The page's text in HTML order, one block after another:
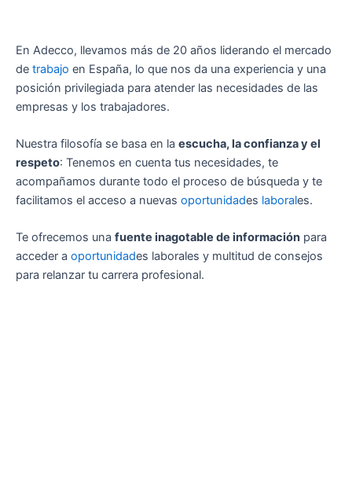
En Adecco, llevamos más de 20 años liderando el mercado
de trabajo en España, lo que nos da una experiencia y una
posición privilegiada para atender las necesidades de las
empresas y los trabajadores.
Nuestra filosofía se basa en la escucha, la confianza y el
respeto: Tenemos en cuenta tus necesidades, te
acompañamos durante todo el proceso de búsqueda y te
facilitamos el acceso a nuevas oportunidades laborales.
Te ofrecemos una fuente inagotable de información para
acceder a oportunidades laborales y multitud de consejos
para relanzar tu carrera profesional.